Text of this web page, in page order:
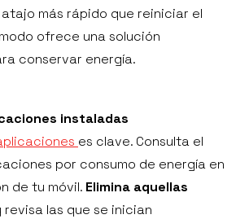
atajo más rápido que reiniciar el
ofrece una solución
conservar energía.
instaladas
es clave. Consulta el
por consumo de energía en
de tu móvil. Elimina aquellas
revisa las que se inician